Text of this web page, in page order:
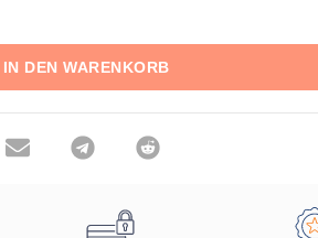
IN DEN WARENKORB